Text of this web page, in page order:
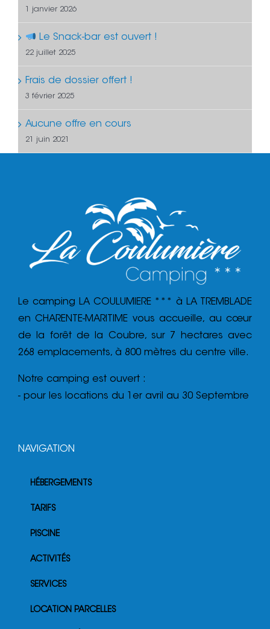
1 janvier 2026
Le Snack-bar est ouvert !
22 juillet 2025
Frais de dossier offert !
3 février 2025
Aucune offre en cours
21 juin 2021
Le camping LA COULUMIERE *** à LA TREMBLADE
en CHARENTE-MARITIME vous accueille, au cœur
de la forêt de la Coubre, sur 7 hectares avec
268 emplacements, à 800 mètres du centre ville.
Notre camping est ouvert :
- pour les locations du 1er avril au 30 Septembre
NAVIGATION
HÉBERGEMENTS
TARIFS
PISCINE
ACTIVITÉS
SERVICES
LOCATION PARCELLES